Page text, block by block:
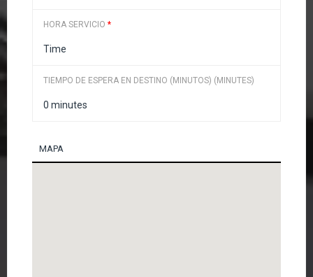
HORA SERVICIO *
TIEMPO DE ESPERA EN DESTINO (MINUTOS) (MINUTES)
MAPA